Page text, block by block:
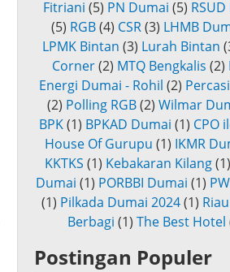
Fitriani (5) PN Dumai (5)
(5) RGB (4) CSR (3) LHMB
LPMK Bintan (3) Lurah Bintan
Corner (2) MTQ Bengkalis (2)
Energi Dumai - Rohil (2)
(2) Polling RGB(2) Wilmar
BPK(1) BPKAD Dumai (1) CPO
House Of Gurupu (1) IKMR
KKTKS (1) Kebakaran Kilang (1)
Dumai (1) PORBBI Dumai (1)
(1) Pilkada Dumai 2024(1)
Berbagi (1) The Best Hotel
Postingan Populer